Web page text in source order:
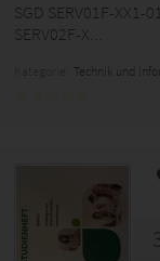
SGD SERV01F-XX1-
SERV02F-X...
Technik und